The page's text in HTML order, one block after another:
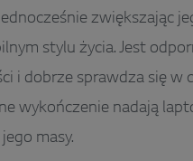
zwiększając
stylu życia. Jest
i dobrze sprawdza się
wykończenie nadają
masy.